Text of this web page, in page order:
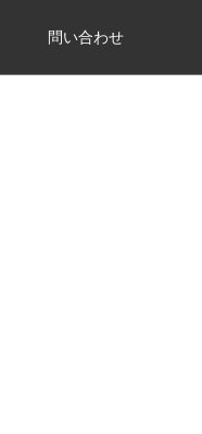
問い合わせ